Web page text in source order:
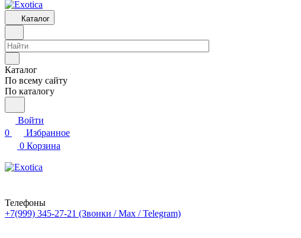
Каталог
Каталог
По всему сайту
По каталогу
Войти
0
Избранное
0 Корзина
Телефоны
+7(999) 345-27-21 (Звонки / Max / Telegram)